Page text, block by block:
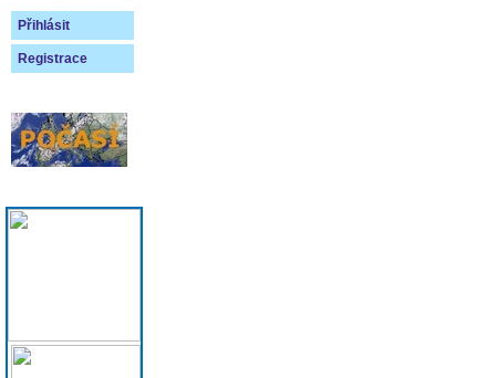
Přihlásit
Registrace